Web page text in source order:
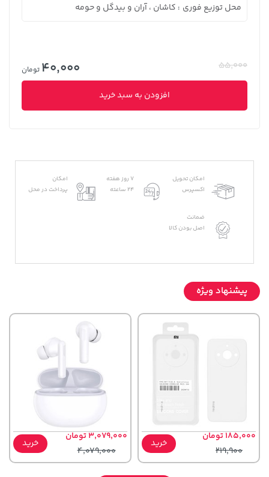
محل توزیع فوری : کاشان ، آران و بیدگل و حومه
55,000
40,000 تومان
افزودن به سبد خرید
امکان تحویل
اکسپرس
7 روز هفته
24 ساعته
امکان
پرداخت در محل
ضمانت
اصل بودن کالا
پیشنهاد ویژه
185,000 تومان
219,900
خرید
3,079,000 تومان
4,079,000
خرید